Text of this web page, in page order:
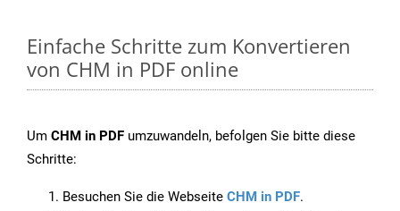
Einfache Schritte zum Konvertieren
von CHM in PDF online
Um CHM in PDF umzuwandeln, befolgen Sie bitte diese
Schritte:
Besuchen Sie die Webseite CHM in PDF.